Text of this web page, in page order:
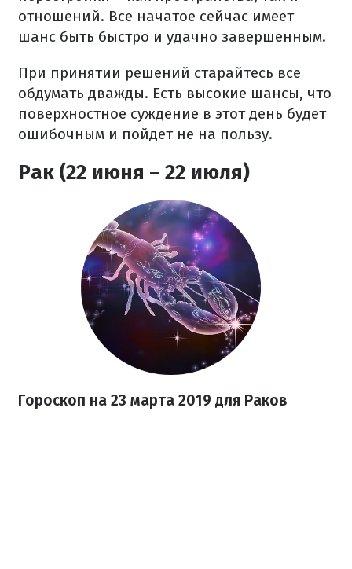
отношений. Все начатое сейчас имеет
шанс быть быстро и удачно завершенным.
При принятии решений старайтесь все
обдумать дважды. Есть высокие шансы, что
поверхностное суждение в этот день будет
ошибочным и пойдет не на пользу.
Рак (22 июня – 22 июля)
Гороскоп на 23 марта 2019 для Раков